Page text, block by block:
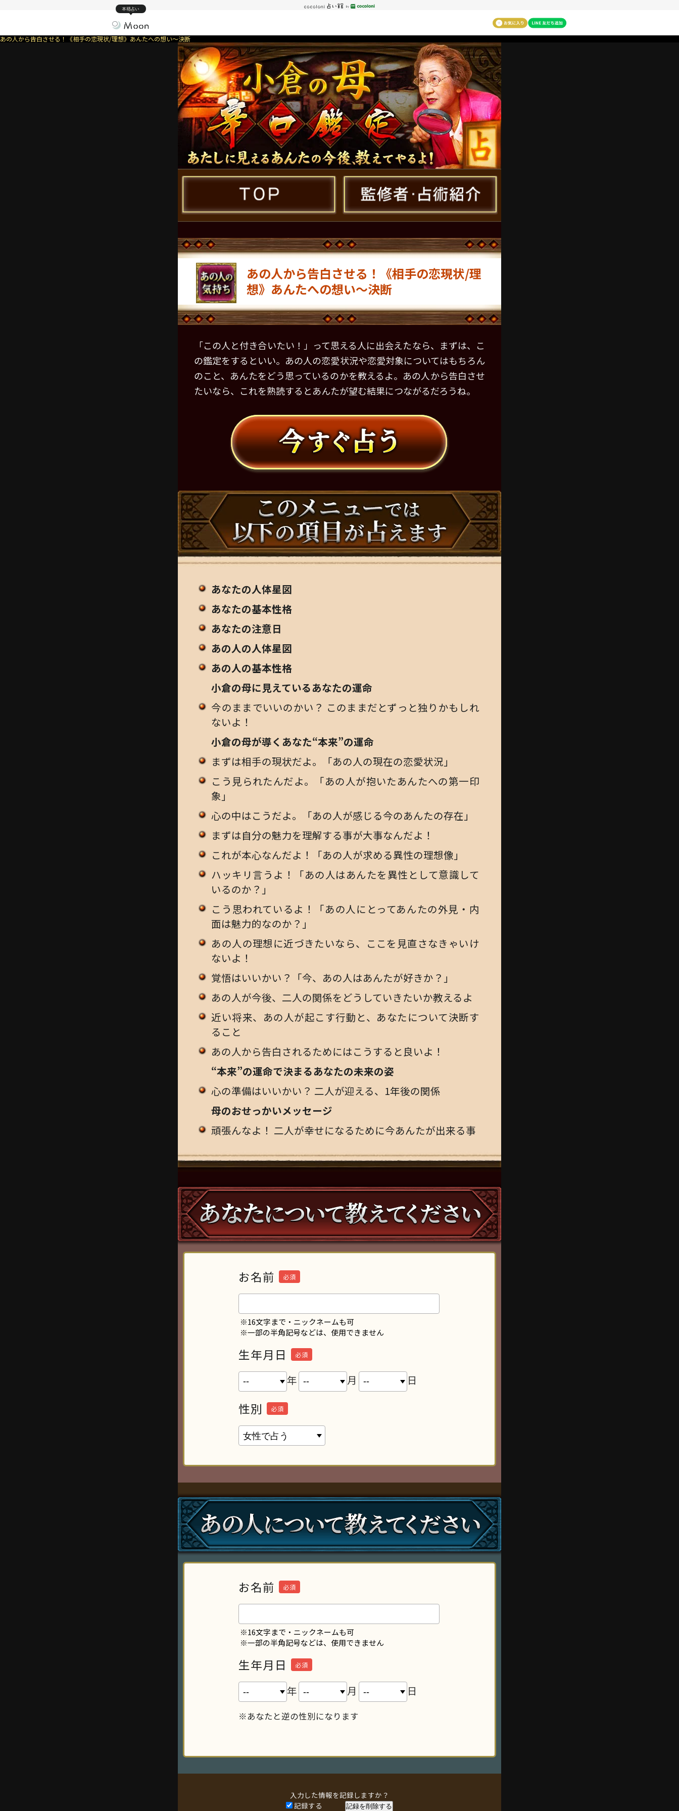
本格占い
あの人から告白させる！《相手の恋現状/理想》あんたへの想い～決断
あの人から告白させる！《相手の恋現状/理
想》あんたへの想い～決断
「この人と付き合いたい！」って思える人に出会えたなら、まずは、こ
の鑑定をするといい。あの人の恋愛状況や恋愛対象についてはもちろん
のこと、あんたをどう思っているのかを教えるよ。あの人から告白させ
たいなら、これを熟読するとあんたが望む結果につながるだろうね。
あなたの人体星図
あなたの基本性格
あなたの注意日
あの人の人体星図
あの人の基本性格
小倉の母に見えているあなたの運命
今のままでいいのかい？ このままだとずっと独りかもしれ
ないよ！
小倉の母が導くあなた“本来”の運命
まずは相手の現状だよ。「あの人の現在の恋愛状況」
こう見られたんだよ。「あの人が抱いたあんたへの第一印
象」
心の中はこうだよ。「あの人が感じる今のあんたの存在」
まずは自分の魅力を理解する事が大事なんだよ！
これが本心なんだよ！「あの人が求める異性の理想像」
ハッキリ言うよ！「あの人はあんたを異性として意識して
いるのか？」
こう思われているよ！「あの人にとってあんたの外見・内
面は魅力的なのか？」
あの人の理想に近づきたいなら、ここを見直さなきゃいけ
ないよ！
覚悟はいいかい？「今、あの人はあんたが好きか？」
あの人が今後、二人の関係をどうしていきたいか教えるよ
近い将来、あの人が起こす行動と、あなたについて決断す
ること
あの人から告白されるためにはこうすると良いよ！
“本来”の運命で決まるあなたの未来の姿
心の準備はいいかい？ 二人が迎える、1年後の関係
母のおせっかいメッセージ
頑張んなよ！ 二人が幸せになるために今あんたが出来る事
お名前 必須
※16文字まで・ニックネームも可
※一部の半角記号などは、使用できません
生年月日 必須
年 月 日
性別 必須
お名前 必須
※16文字まで・ニックネームも可
※一部の半角記号などは、使用できません
生年月日 必須
年 月 日
※あなたと逆の性別になります
入力した情報を記録しますか？
記録する